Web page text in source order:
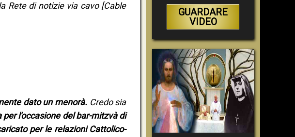
Rete di notizie via cavo [Cable
dato un menorà.Credo sia
l'occasione del bar-mitzvà di
per le relazioni Cattolico-
GUARDARE
VIDEO